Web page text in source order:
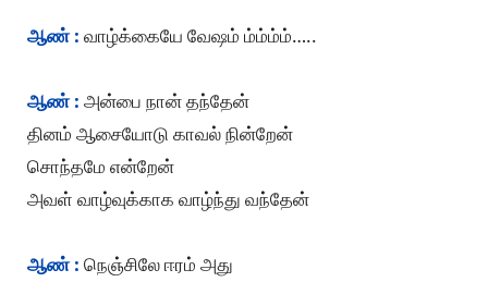
ஆண் : வாழ்க்கையே வேஷம் ம்ம்ம்ம்…..
ஆண் : அன்பை நான் தந்தேன்
தினம் ஆசையோடு காவல் நின்றேன்
சொந்தமே என்றேன்
அவள் வாழ்வுக்காக வாழ்ந்து வந்தேன்
ஆண் : நெஞ்சிலே ஈரம் அது